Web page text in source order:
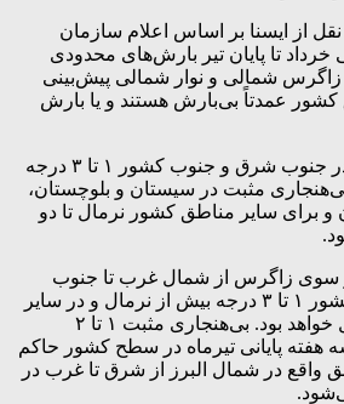
نقل از ایسنا بر اساس اعلام سازمان
خرداد تا پایان تیر بارش‌های محدودی
شمالی و نوار شمالی پیش‌بینی
عمدتاً بی‌بارش هستند و یا بارش
دمای هوای تا ۳۱ خرداد در جنوب شرق و جنوب کشور ۱ تا ۳ درجه
مثبت در سیستان و بلوچستان،
برای سایر مناطق کشور نرمال تا دو
سوی زاگرس از شمال غرب تا جنوب
غرب و در جنوب شرق کشور ۱ تا ۳ درجه بیش از نرمال و در سایر
مناطق در محدوده نرمال خواهد بود. بی‌هنجاری مثبت ۱ تا ۲
پایانی تیرماه در سطح کشور حاکم
واقع در شمال البرز از شرق تا غرب در